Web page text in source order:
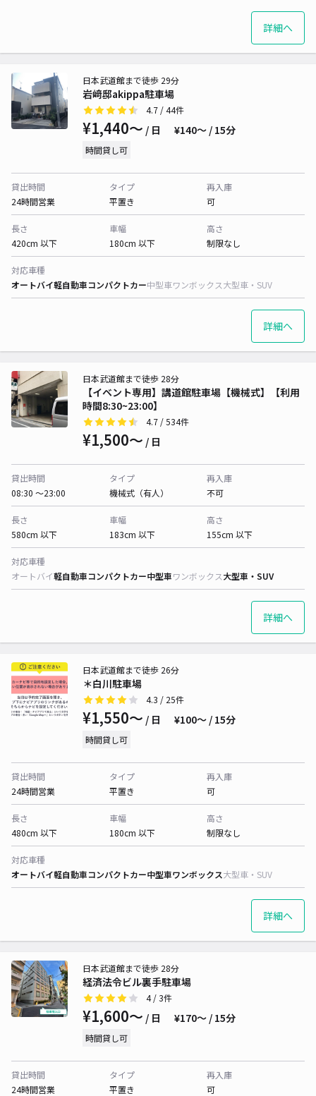
詳細へ
岩﨑邸akippa駐車場
日本武道館まで徒歩 29分
4.7 / 44件
¥1,440〜 / 日 ¥140〜 / 15分
時間貸し可
貸出時間
24時間営業
タイプ
平置き
再入庫
可
長さ
420cm 以下
車幅
180cm 以下
高さ
制限なし
対応車種
オートバイ軽自動車コンパクトカー中型車ワンボックス大型車・SUV
詳細へ
【イベント専用】講道館駐車場【機械式】【利用
時間8:30~23:00】
日本武道館まで徒歩 28分
4.7 / 534件
¥1,500〜 / 日
貸出時間
08:30 〜23:00
タイプ
機械式（有人）
再入庫
不可
長さ
580cm 以下
車幅
183cm 以下
高さ
155cm 以下
対応車種
オートバイ軽自動車コンパクトカー中型車ワンボックス大型車・SUV
詳細へ
＊白川駐車場
日本武道館まで徒歩 26分
4.3 / 25件
¥1,550〜 / 日 ¥100〜 / 15分
時間貸し可
貸出時間
24時間営業
タイプ
平置き
再入庫
可
長さ
480cm 以下
車幅
180cm 以下
高さ
制限なし
対応車種
オートバイ軽自動車コンパクトカー中型車ワンボックス大型車・SUV
詳細へ
経済法令ビル裏手駐車場
日本武道館まで徒歩 28分
4/ 3件
¥1,600〜 / 日 ¥170〜 / 15分
時間貸し可
貸出時間
24時間営業
タイプ
平置き
再入庫
可